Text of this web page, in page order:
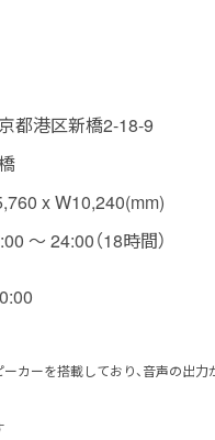
都港区新橋2-18-9
x W10,240(mm)
〜 24:00（18時間）
カーを搭載しており、音声の出力